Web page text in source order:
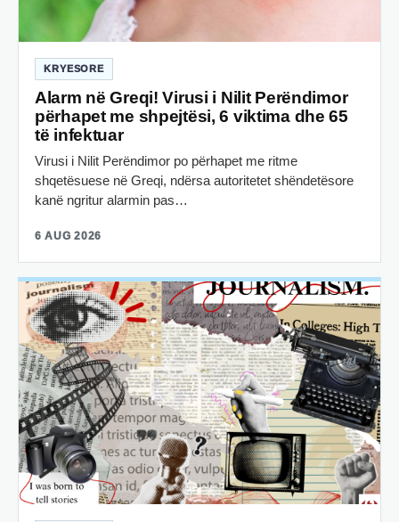
KRYESORE
Alarm në Greqi! Virusi i Nilit Perëndimor
përhapet me shpejtësi, 6 viktima dhe 65
të infektuar
Virusi i Nilit Perëndimor po përhapet me ritme
shqetësuese në Greqi, ndërsa autoritetet shëndetësore
kanë ngritur alarmin pas…
6 AUG 2026